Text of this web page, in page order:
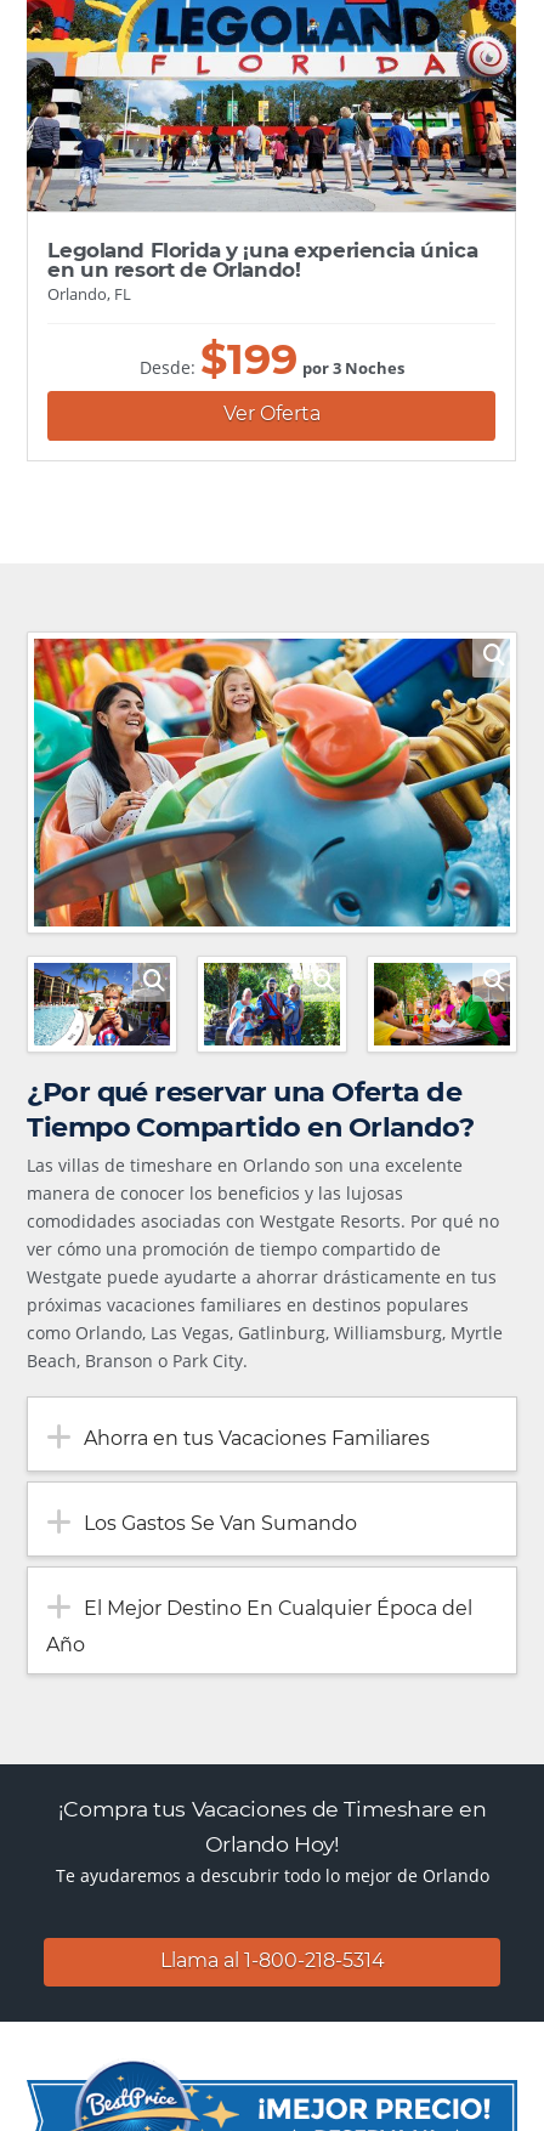
Legoland Florida y ¡una experiencia única
en un resort de Orlando!
Orlando, FL
Desde: $199 por 3 Noches
Ver Oferta
¿Por qué reservar una Oferta de
Tiempo Compartido en Orlando?
Las villas de timeshare en Orlando son una excelente
manera de conocer los beneficios y las lujosas
comodidades asociadas con Westgate Resorts. Por qué no
ver cómo una promoción de tiempo compartido de
Westgate puede ayudarte a ahorrar drásticamente en tus
próximas vacaciones familiares en destinos populares
como Orlando, Las Vegas, Gatlinburg, Williamsburg, Myrtle
Beach, Branson o Park City.
Ahorra en tus Vacaciones Familiares
Los Gastos Se Van Sumando
El Mejor Destino En Cualquier Época del
Año
¡Compra tus Vacaciones de Timeshare en
Orlando Hoy!
Te ayudaremos a descubrir todo lo mejor de Orlando
Llama al 1-800-218-5314